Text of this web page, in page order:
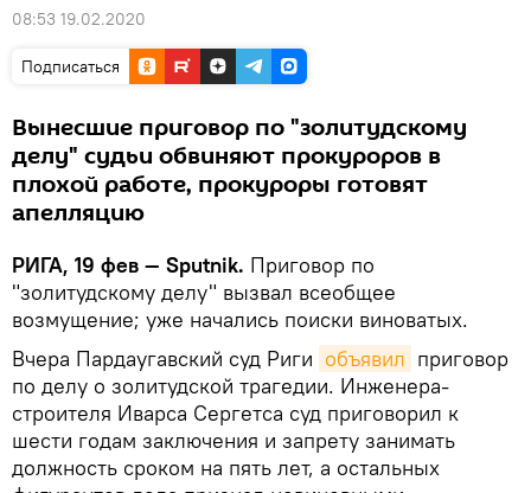
08:53 19.02.2020
Подписаться
Вынесшие приговор по "золитудскому
делу" судьи обвиняют прокуроров в
плохой работе, прокуроры готовят
апелляцию
РИГА, 19 фев — Sputnik. Приговор по
"золитудскому делу" вызвал всеобщее
возмущение; уже начались поиски виноватых.
Вчера Пардаугавский суд Риги объявил приговор
по делу о золитудской трагедии. Инженера-
строителя Иварса Сергетса суд приговорил к
шести годам заключения и запрету занимать
должность сроком на пять лет, а остальных